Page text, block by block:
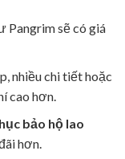
Pangrim sẽ có giá
nhiều chi tiết hoặc
cao hơn.
bảo hộ lao
hơn.